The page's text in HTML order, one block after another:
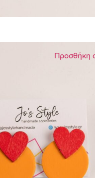
Προσθήκη